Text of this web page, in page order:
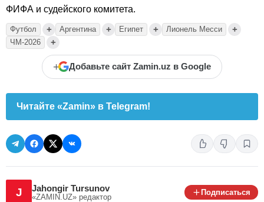
ФИФА и судейского комитета.
Футбол + Аргентина + Египет + Лионель Месси +
ЧМ-2026 +
+ Добавьте сайт Zamin.uz в Google
Читайте «Zamin» в Telegram!
J Jahongir Tursunov
«ZAMIN.UZ» редактор
Подписаться